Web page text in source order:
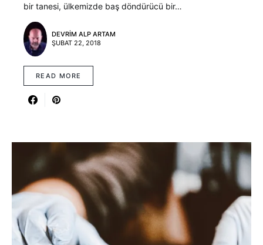
bir tanesi, ülkemizde baş döndürücü bir…
DEVRIM ALP ARTAM
ŞUBAT 22, 2018
READ MORE